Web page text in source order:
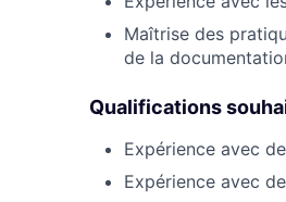
Maîtrise des
de la
Qualifications
Expérience avec
Expérience avec